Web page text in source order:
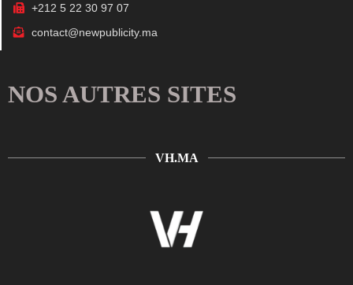
+212 5 22 30 97 07
contact@newpublicity.ma
NOS AUTRES SITES
VH.MA